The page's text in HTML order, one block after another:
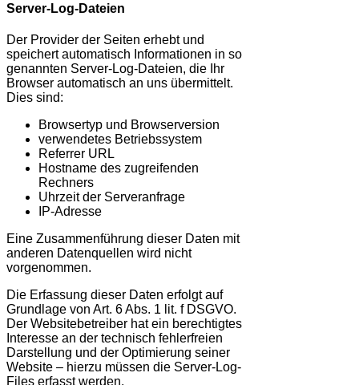
Server-Log-Dateien
Der Provider der Seiten erhebt und
speichert automatisch Informationen in so
genannten Server-Log-Dateien, die Ihr
Browser automatisch an uns übermittelt.
Dies sind:
Browsertyp und Browserversion
verwendetes Betriebssystem
Referrer URL
Hostname des zugreifenden
Rechners
Uhrzeit der Serveranfrage
IP-Adresse
Eine Zusammenführung dieser Daten mit
anderen Datenquellen wird nicht
vorgenommen.
Die Erfassung dieser Daten erfolgt auf
Grundlage von Art. 6 Abs. 1 lit. f DSGVO.
Der Websitebetreiber hat ein berechtigtes
Interesse an der technisch fehlerfreien
Darstellung und der Optimierung seiner
Website – hierzu müssen die Server-Log-
Files erfasst werden.